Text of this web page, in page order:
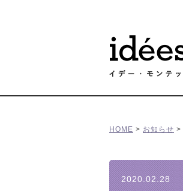
HOME > お知らせ >
2020.02.28